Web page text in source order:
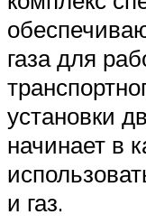
газа для
установки
начинает в
и газ.